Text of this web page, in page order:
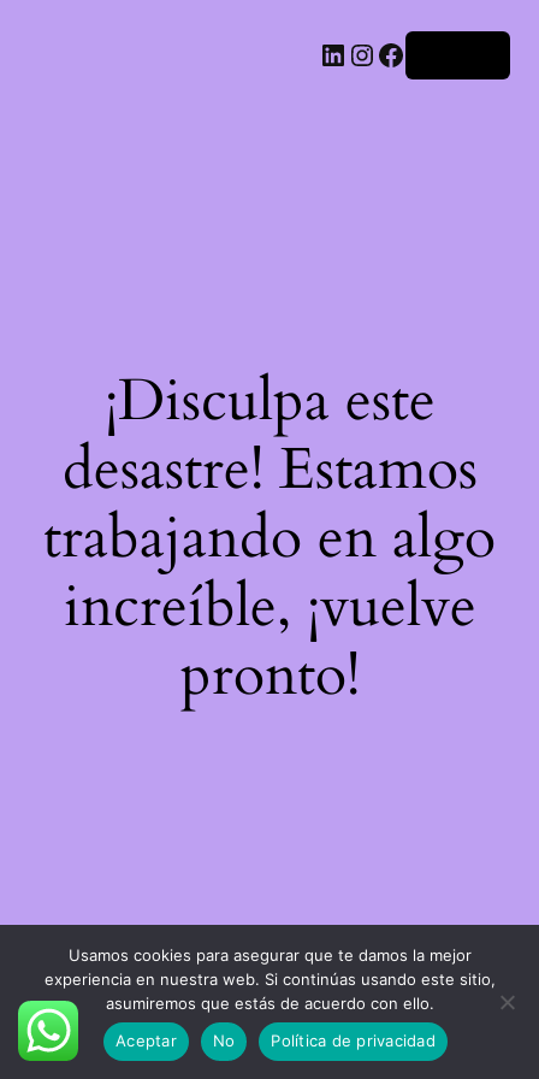
LinkedIn
Instagram
Facebook
¡Disculpa este
desastre! Estamos
trabajando en algo
increíble, ¡vuelve
pronto!
Usamos cookies para asegurar que te damos la mejor
experiencia en nuestra web. Si continúas usando este sitio,
asumiremos que estás de acuerdo con ello.
Aceptar
No Política de privacidad